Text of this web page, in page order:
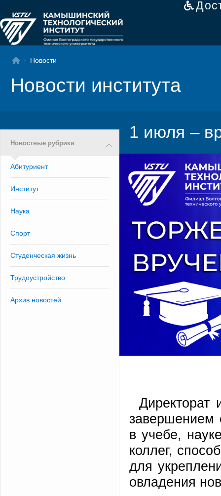
Новости
Новости института
Новостные рубрики
Абитуриент
Институт
Наука
Спорт
Студенческая жизнь
Трудоустройство
Архив новостей
1 июля –
Директорат
завершением
в учебе,
коллег,
для
овладения